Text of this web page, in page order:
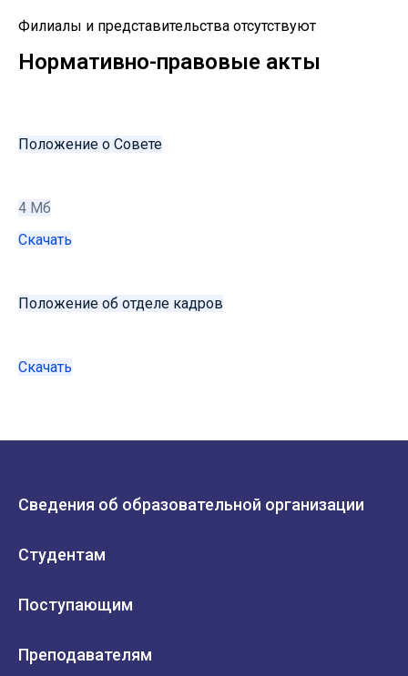
Филиалы и представительства отсутствуют
Нормативно-правовые акты
Положение о Совете
4 Мб
Скачать
Положение об отделе кадров
Скачать
Сведения об образовательной организации
Студентам
Поступающим
Преподавателям